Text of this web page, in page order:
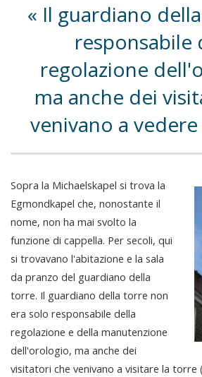
Il guardiano
responsabile
regolazione
ma anche dei
venivano a
Sopra la Michaelskapel si trova la
Egmondkapel che, nonostante il
nome, non ha mai svolto la
funzione di cappella. Per secoli, qui
si trovavano l'abitazione e la sala
da pranzo del guardiano della
torre. Il guardiano della torre non
era solo responsabile della
regolazione e della manutenzione
dell'orologio, ma anche dei
visitatori che venivano a visitare la torre